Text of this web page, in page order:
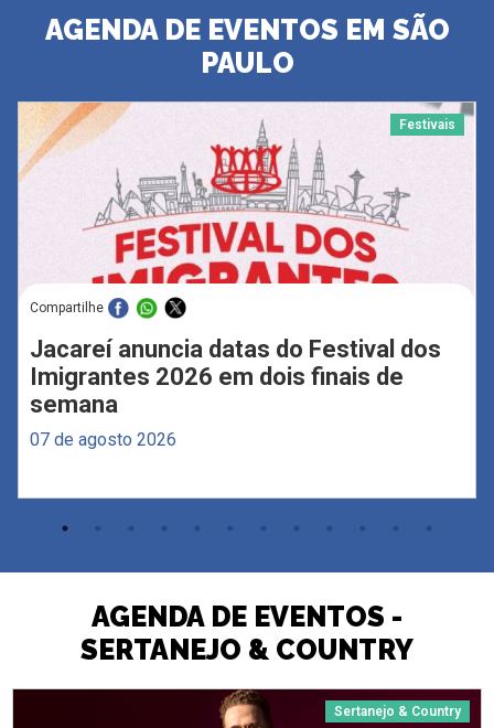
AGENDA DE EVENTOS EM SÃO
PAULO
Festivais
Compartilhe
Jacareí anuncia datas do Festival dos
Imigrantes 2026 em dois finais de
semana
07 de agosto 2026
AGENDA DE EVENTOS -
SERTANEJO & COUNTRY
Sertanejo & Country